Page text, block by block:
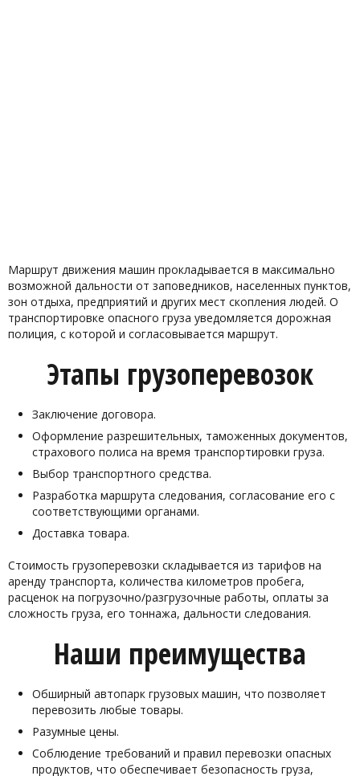
Маршрут движения машин прокладывается в максимально
возможной дальности от заповедников, населенных пунктов,
зон отдыха, предприятий и других мест скопления людей. О
транспортировке опасного груза уведомляется дорожная
полиция, с которой и согласовывается маршрут.
Этапы грузоперевозок
Заключение договора.
Оформление разрешительных, таможенных документов,
страхового полиса на время транспортировки груза.
Выбор транспортного средства.
Разработка маршрута следования, согласование его с
соответствующими органами.
Доставка товара.
Стоимость грузоперевозки складывается из тарифов на
аренду транспорта, количества километров пробега,
расценок на погрузочно/разгрузочные работы, оплаты за
сложность груза, его тоннажа, дальности следования.
Наши преимущества
Обширный автопарк грузовых машин, что позволяет
перевозить любые товары.
Разумные цены.
Соблюдение требований и правил перевозки опасных
продуктов, что обеспечивает безопасность груза,